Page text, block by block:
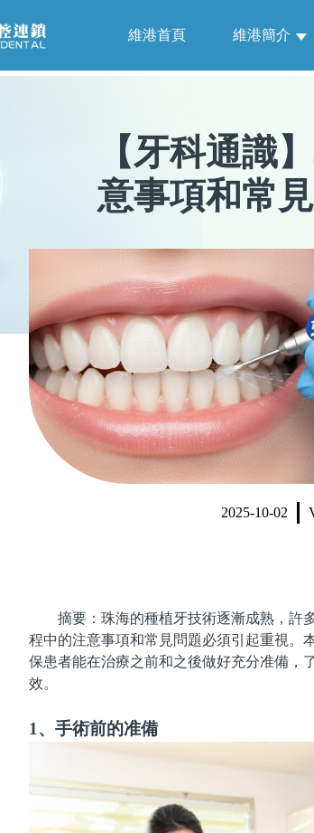
維港首頁 維港簡介
【牙科通識】
意事項和常
2025-10-02
摘要：珠海的種植牙技術逐漸成熟，許
程中的注意事項和常見問題必須引起重視。
保患者能在治療之前和之後做好充分准備，
效。
1、手術前的准備